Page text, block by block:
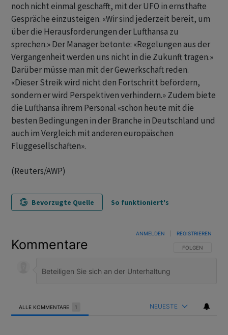
noch nicht einmal geschafft, mit der UFO in ernsthafte
Gespräche einzusteigen. «Wir sind jederzeit bereit, um
über die ‌Herausforderungen der Lufthansa zu
sprechen.» Der Manager betonte: «Regelungen aus der
Vergangenheit werden uns nicht in ​die Zukunft tragen.»
Darüber müsse man mit der Gewerkschaft reden.
«Dieser Streik wird nicht den Fortschritt befördern,
sondern er wird Perspektiven verhindern.» Zudem biete
die Lufthansa ihrem Personal «schon heute mit die
besten Bedingungen in der Branche in Deutschland und
auch im Vergleich mit anderen europäischen
Fluggesellschaften».
(Reuters/AWP)
Bevorzugte Quelle So funktioniert's
Kommentare FOLGE DIESER
FOLGEN
ANMELDEN REGISTRIEREN
ALLE KOMMENTARE 1 NEUESTE